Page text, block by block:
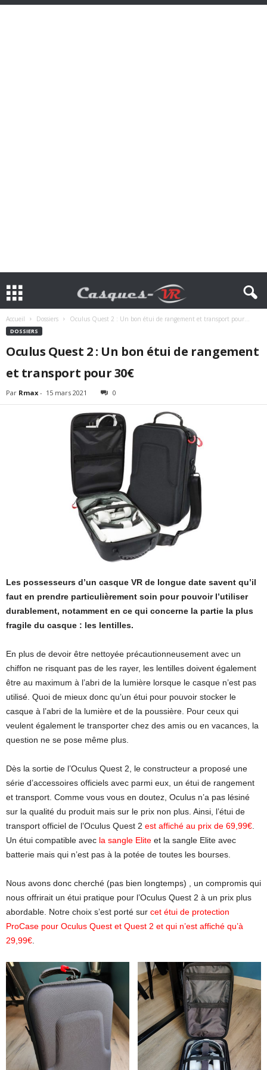
Accueil Dossiers Oculus Quest 2 : Un bon étui de rangement et transport pour...
DOSSIERS
Oculus Quest 2 : Un bon étui de rangement
et transport pour 30€
Par Rmax - 15 mars 2021 0
Les possesseurs d’un casque VR de longue date savent qu’il
faut en prendre particulièrement soin pour pouvoir l’utiliser
durablement, notamment en ce qui concerne la partie la plus
fragile du casque : les lentilles.
En plus de devoir être nettoyée précautionneusement avec un
chiffon ne risquant pas de les rayer, les lentilles doivent également
être au maximum à l’abri de la lumière lorsque le casque n’est pas
utilisé. Quoi de mieux donc qu’un étui pour pouvoir stocker le
casque à l’abri de la lumière et de la poussière. Pour ceux qui
veulent également le transporter chez des amis ou en vacances, la
question ne se pose même plus.
Dès la sortie de l’Oculus Quest 2, le constructeur a proposé une
série d’accessoires officiels avec parmi eux, un étui de rangement
et transport. Comme vous vous en doutez, Oculus n’a pas lésiné
sur la qualité du produit mais sur le prix non plus. Ainsi, l’étui de
transport officiel de l’Oculus Quest 2 est affiché au prix de 69,99€
Un étui compatible avec la sangle Elite et la sangle Elite avec
batterie mais qui n’est pas à la potée de toutes les bourses.
Nous avons donc cherché (pas bien longtemps) , un compromis qui
nous offrirait un étui pratique pour l’Oculus Quest 2 à un prix plus
abordable. Notre choix s’est porté sur cet étui de protection
ProCase pour Oculus Quest et Quest 2 et qui n’est affiché qu’à
29,99€